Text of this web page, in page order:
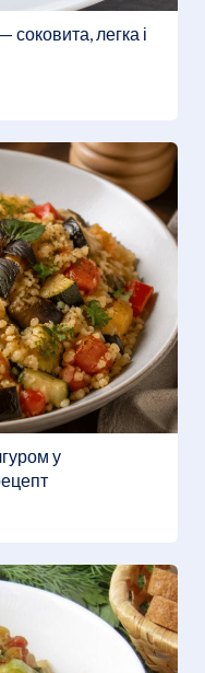
соковита, легка і
у